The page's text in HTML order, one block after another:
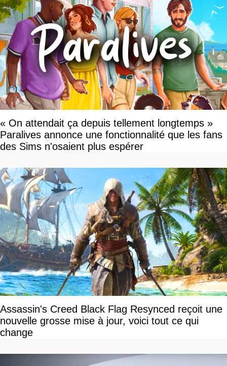
« On attendait ça depuis tellement longtemps »
Paralives annonce une fonctionnalité que les fans
des Sims n'osaient plus espérer
Assassin's Creed Black Flag Resynced reçoit une
nouvelle grosse mise à jour, voici tout ce qui
change